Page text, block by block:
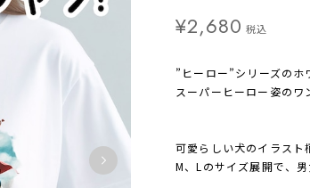
¥2,680 税込
”ヒーロー”シリーズのホ
スーパーヒーロー姿のワ
可愛らしい犬のイラスト
M、Lのサイズ展開で、男